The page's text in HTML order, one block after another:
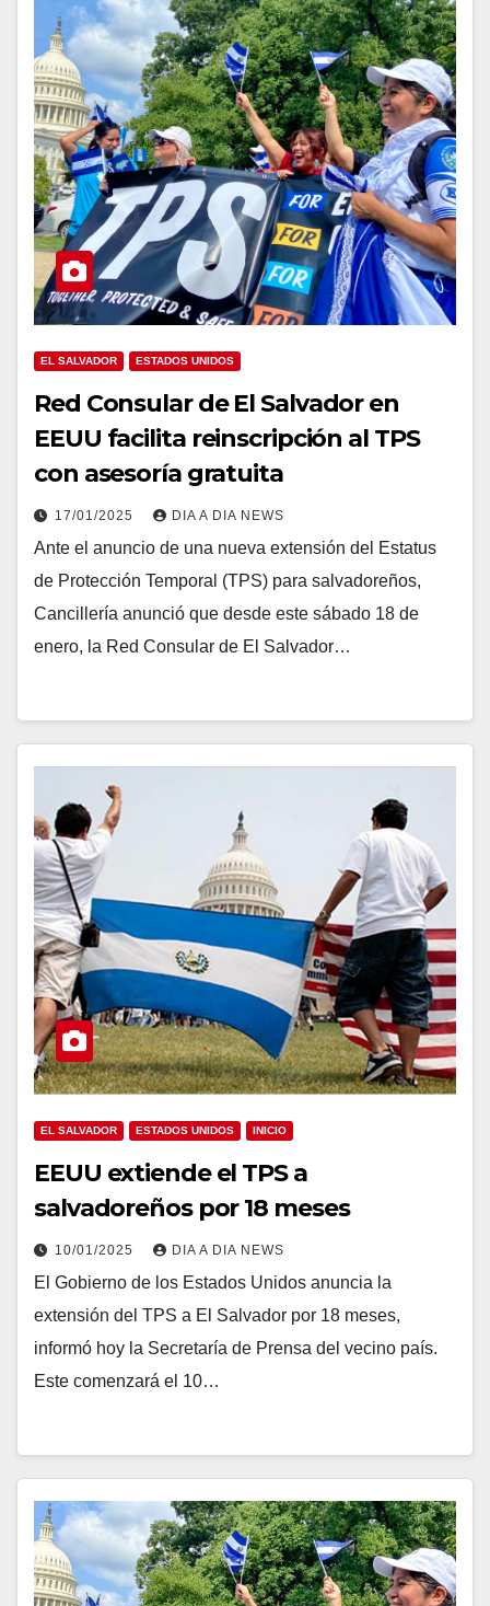
EL SALVADOR ESTADOS UNIDOS
Red Consular de El Salvador en
EEUU facilita reinscripción al TPS
con asesoría gratuita
17/01/2025 DIA A DIA NEWS
Ante el anuncio de una nueva extensión del Estatus
de Protección Temporal (TPS) para salvadoreños,
Cancillería anunció que desde este sábado 18 de
enero, la Red Consular de El Salvador…
EL SALVADOR ESTADOS UNIDOS INICIO
EEUU extiende el TPS a
salvadoreños por 18 meses
10/01/2025 DIA A DIA NEWS
El Gobierno de los Estados Unidos anuncia la
extensión del TPS a El Salvador por 18 meses,
informó hoy la Secretaría de Prensa del vecino país.
Este comenzará el 10…